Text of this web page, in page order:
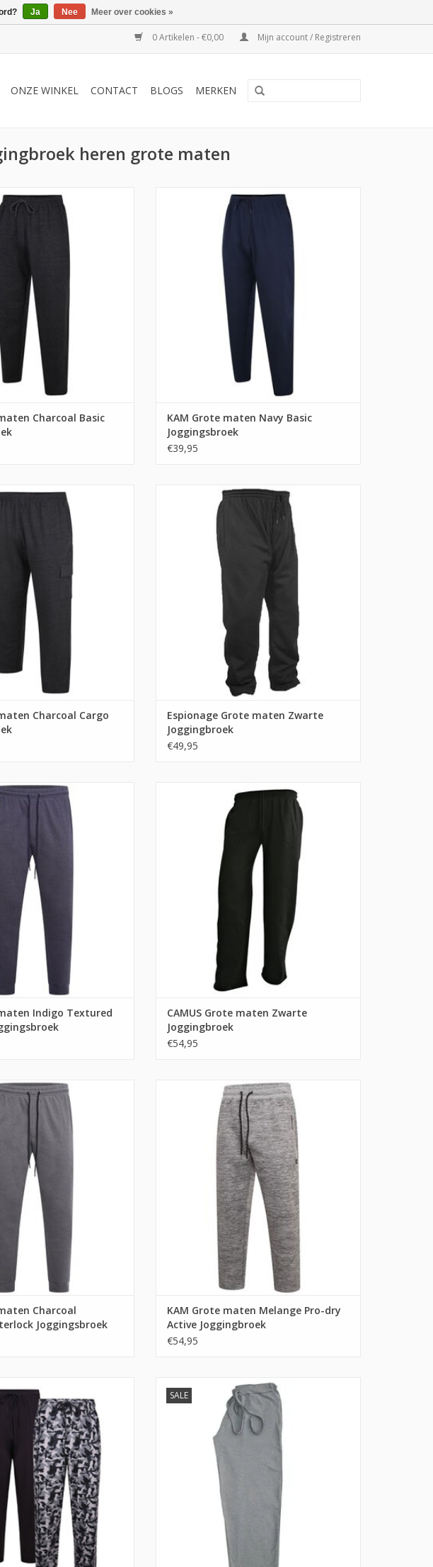
0 Artikelen - €0,00 Mijn account / Registreren
ONZE WINKEL CONTACT BLOGS MERKEN
heren grote maten
Charcoal Basic
KAM Grote maten Navy Basic
Joggingsbroek
€39,95
Charcoal Cargo
Espionage Grote maten Zwarte
Joggingbroek
€49,95
Indigo Textured
CAMUS Grote maten Zwarte
Joggingbroek
€54,95
Charcoal
Joggingsbroek
KAM Grote maten Melange Pro-dry
Active Joggingbroek
€54,95
SALE
Ja Nee Meer over cookies »